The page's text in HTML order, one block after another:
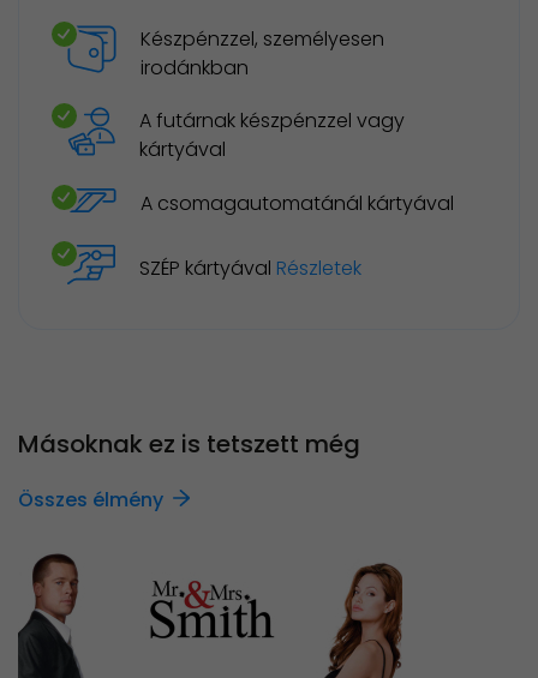
Készpénzzel, személyesen
irodánkban
A futárnak készpénzzel vagy
kártyával
A csomagautomatánál kártyával
SZÉP kártyával Részletek
Másoknak ez is tetszett még
Összes élmény